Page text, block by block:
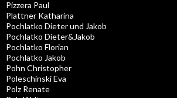
Pizzera Paul
Plattner Katharina
Pochlatko Dieter und Jakob
Pochlatko Dieter&Jakob
Pochlatko Florian
Pochlatko Jakob
Pohn Christopher
Poleschinski Eva
Polz Renate